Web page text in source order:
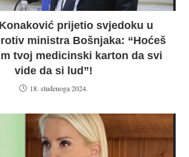
prijetio svjedoku u
ministra Bošnjaka: “Hoćeš
tvoj medicinski karton da svi
vide da si lud”!
18. studenoga 2024.